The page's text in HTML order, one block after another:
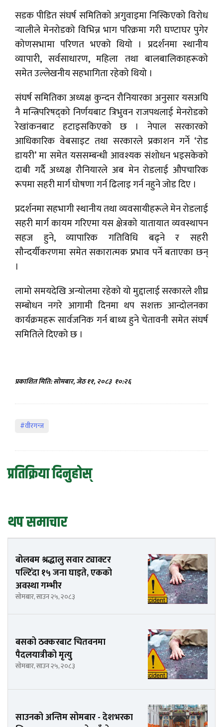
सडक पीडित संघर्ष समितिको अगुवाइमा निस्किएको विरोध
र्‍यालीले मेनरोडको विभिन्न भाग परिक्रमा गरी घण्टाघर पुगेर
कोणसभामा परिणत भएको थियो । प्रदर्शनमा स्थानीय
व्यापारी, सर्वसाधारण, महिला तथा बालबालिकाहरूको
समेत उल्लेखनीय सहभागिता रहेको थियो ।
संघर्ष समितिका अध्यक्ष कुन्दन रौनियारका अनुसार यसअघि
नै मन्त्रिपरिषद्को निर्णयबाट त्रिभुवन राजपथलाई मेनरोडको
रेखांकनबाट हटाइसकिएको छ । नेपाल सरकारको
आधिकारिक वेबसाइट तथा सरकारले प्रकाशन गर्ने ‘रोड
डायरी’ मा समेत यससम्बन्धी आवश्यक संशोधन भइसकेको
दाबी गर्दै अध्यक्ष रौनियारले अब मेन रोडलाई औपचारिक
रूपमा सहरी मार्ग घोषणा गर्न ढिलाइ गर्न नहुने जोड दिए ।
प्रदर्शनमा सहभागी स्थानीय तथा व्यवसायीहरूले मेन रोडलाई
सहरी मार्ग कायम गरिएमा यस क्षेत्रको यातायात व्यवस्थापन
सहज हुने, व्यापारिक गतिविधि बढ्ने र सहरी
सौन्दर्यीकरणमा समेत सकारात्मक प्रभाव पर्ने बताएका छन्
।
लामो समयदेखि अन्योलमा रहेको यो मुद्दालाई सरकारले शीघ्र
सम्बोधन नगरे आगामी दिनमा थप सशक्त आन्दोलनका
कार्यक्रमहरू सार्वजनिक गर्न बाध्य हुने चेतावनी समेत संघर्ष
समितिले दिएको छ ।
प्रकाशित मिति: सोमबार, जेठ ११, २०८३ १०:२६
#वीरगन्ज
प्रतिक्रिया दिनुहोस्
थप समाचार
बोलबम श्रद्धालु सवार ट्याक्टर
पल्टिँदा १५ जना घाइते, एकको
अवस्था गम्भीर
सोमबार, साउन २५, २०८३
बसको ठक्करबाट चितवनमा
पैदलयात्रीको मृत्यु
सोमबार, साउन २५, २०८३
साउनको अन्तिम सोमबार - देशभरका